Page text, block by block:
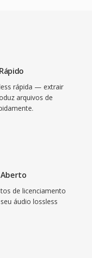
de
sob a
pela
terceiros.
como FLAC
do cenário
rápida — extrair
arquivos de
de licenciamento
áudio lossless